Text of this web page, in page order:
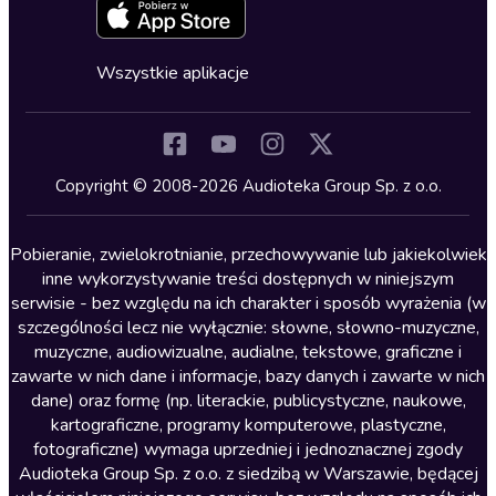
Kryminały
Lektury szkolne
Literatura anglojęzyczna
Literatura faktu
Literatura obyczajowa
Literatura piękna obca
Literatura piękna polska
Nagrania relaksacyjne
Nauka języków
Zapowiedzi
Cykle audiobooków
Wszystkie aplikacje
Copyright © 2008-2026 Audioteka Group Sp. z o.o.
Pobieranie, zwielokrotnianie, przechowywanie lub jakiekolwiek
inne wykorzystywanie treści dostępnych w niniejszym
serwisie - bez względu na ich charakter i sposób wyrażenia (w
szczególności lecz nie wyłącznie: słowne, słowno-muzyczne,
muzyczne, audiowizualne, audialne, tekstowe, graficzne i
zawarte w nich dane i informacje, bazy danych i zawarte w nich
dane) oraz formę (np. literackie, publicystyczne, naukowe,
kartograficzne, programy komputerowe, plastyczne,
fotograficzne) wymaga uprzedniej i jednoznacznej zgody
Audioteka Group Sp. z o.o. z siedzibą w Warszawie, będącej